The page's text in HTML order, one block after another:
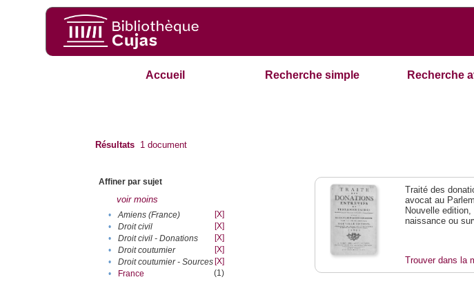
Accueil Recherche simple Recherche
Résultats 1 document
Affiner par sujet
voir moins
• Amiens (France)
[X]
•
Droit civil
[X]
•
Droit civil - Donations
[X]
•
Droit coutumier
[X]
•
Droit coutumier - Sources [X]
•
France
(1)
Traité des
avocat au
Nouvelle
naissance ou
Trouver dans la